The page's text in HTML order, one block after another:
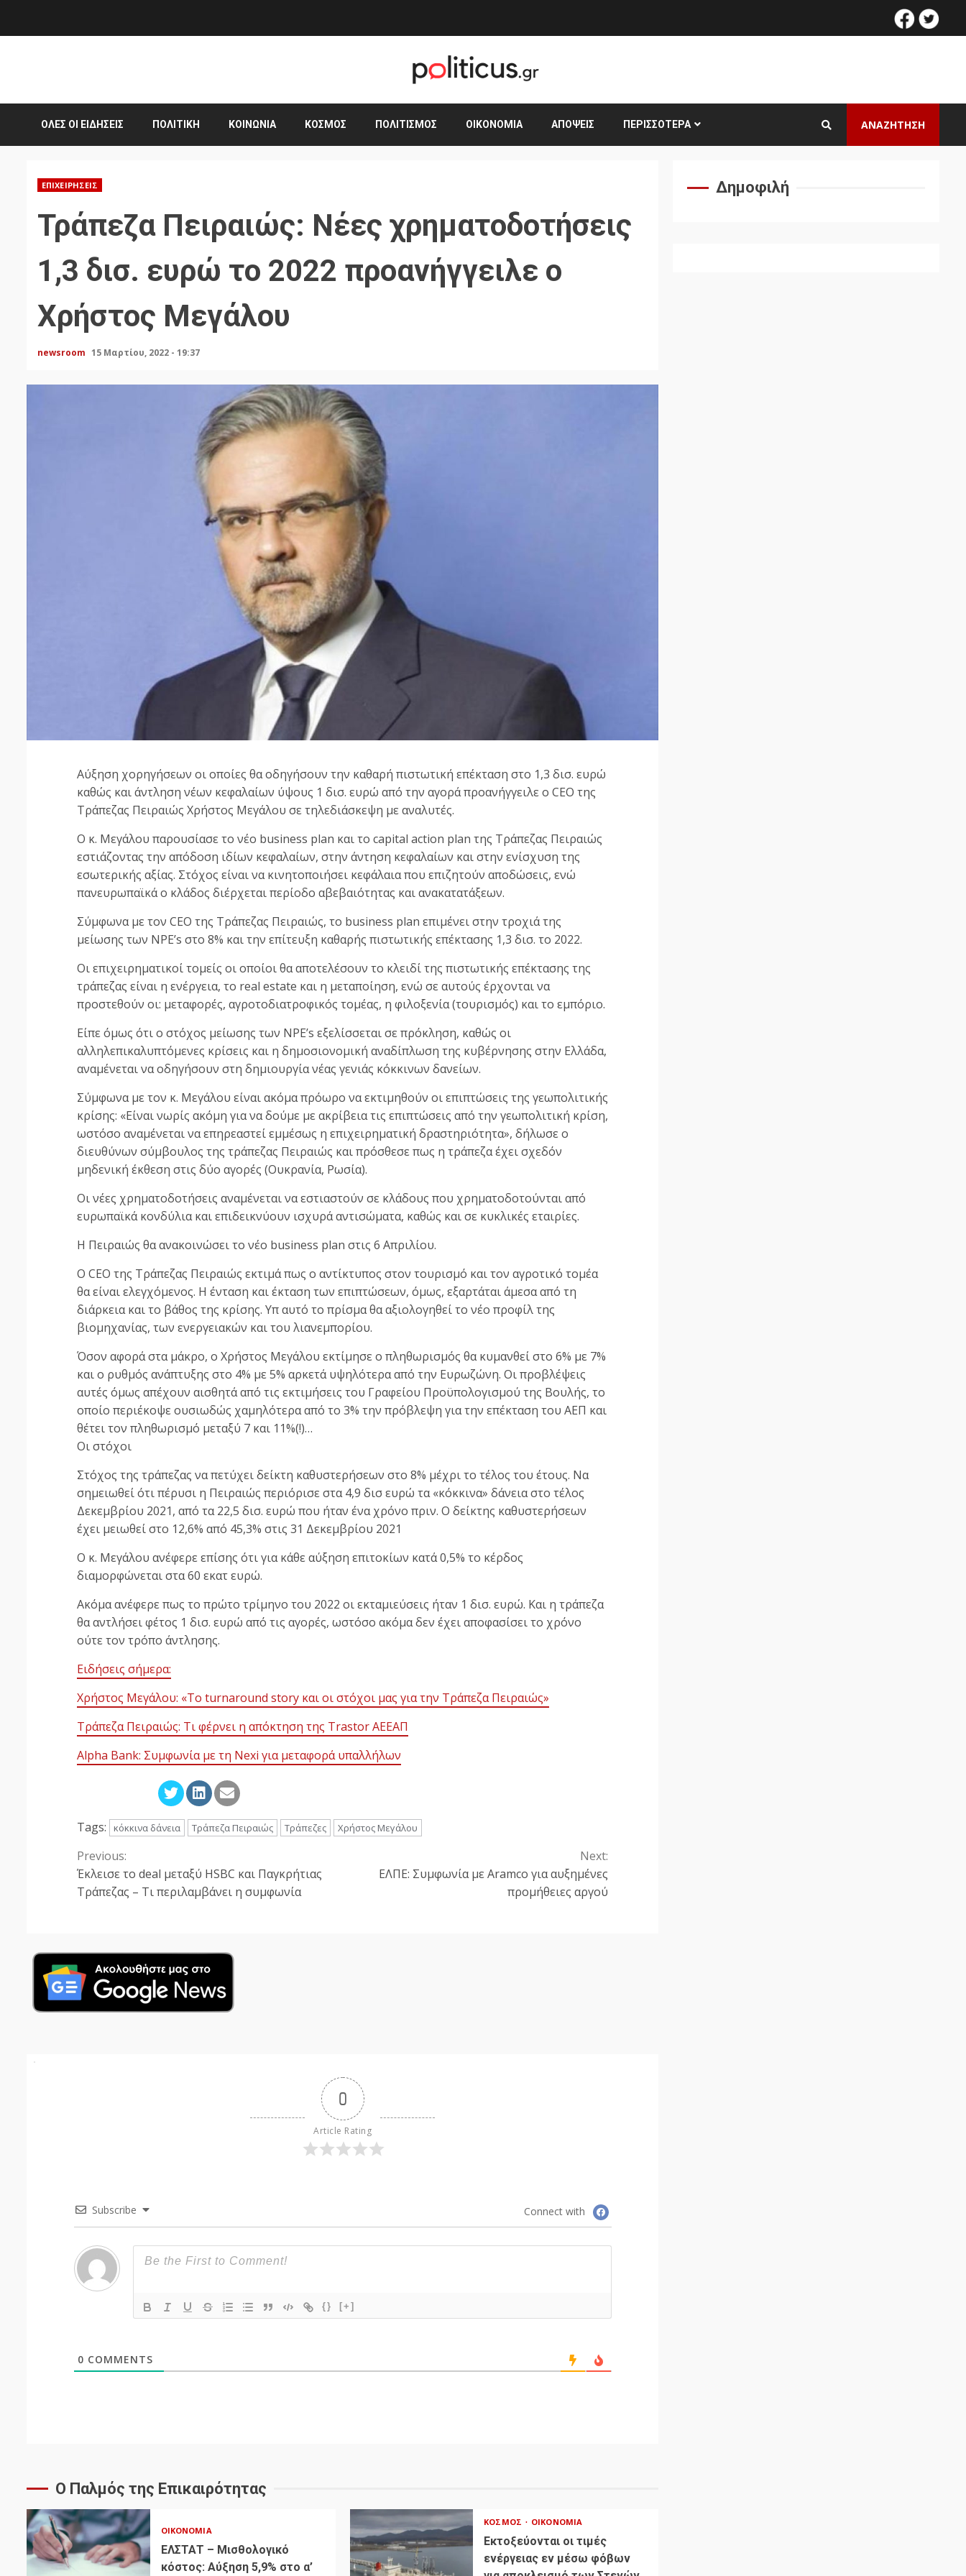
facebook
ΌΛΕΣ ΟΙ ΕΙΔΉΣΕΙΣ ΠΟΛΙΤΙΚΉ ΚΟΙΝΩΝΊΑ ΚΌΣΜΟΣ ΠΟΛΙΤΙΣΜΌΣ ΟΙΚΟΝΟΜΊΑ ΑΠΌΨΕΙΣ ΠΕΡΙΣΣΌΤΕΡΑ ΑΝΑΖΗΤΗΣΗ
ΕΠΙΧΕΙΡΉΣΕΙΣ
Τράπεζα Πειραιώς: Νέες χρηματοδοτήσεις
1,3 δισ. ευρώ το 2022 προανήγγειλε ο
Χρήστος Μεγάλου
newsroom 15 Μαρτίου, 2022 - 19:37
Αύξηση χορηγήσεων οι οποίες θα οδηγήσουν την καθαρή πιστωτική επέκταση στο 1,3 δισ. ευρώ
καθώς και άντληση νέων κεφαλαίων ύψους 1 δισ. ευρώ από την αγορά προανήγγειλε ο CEO της
Τράπεζας Πειραιώς Χρήστος Μεγάλου σε τηλεδιάσκεψη με αναλυτές.
Ο κ. Μεγάλου παρουσίασε το νέο business plan και το capital action plan της Τράπεζας Πειραιώς
εστιάζοντας την απόδοση ιδίων κεφαλαίων, στην άντηση κεφαλαίων και στην ενίσχυση της
εσωτερικής αξίας. Στόχος είναι να κινητοποιήσει κεφάλαια που επιζητούν αποδώσεις, ενώ
πανευρωπαϊκά ο κλάδος διέρχεται περίοδο αβεβαιότητας και ανακατατάξεων.
Σύμφωνα με τον CEO της Τράπεζας Πειραιώς, το business plan επιμένει στην τροχιά της
μείωσης των NPE’s στο 8% και την επίτευξη καθαρής πιστωτικής επέκτασης 1,3 δισ. το 2022.
Οι επιχειρηματικοί τομείς οι οποίοι θα αποτελέσουν το κλειδί της πιστωτικής επέκτασης της
τράπεζας είναι η ενέργεια, το real estate και η μεταποίηση, ενώ σε αυτούς έρχονται να
προστεθούν οι: μεταφορές, αγροτοδιατροφικός τομέας, η φιλοξενία (τουρισμός) και το εμπόριο.
Είπε όμως ότι ο στόχος μείωσης των NPE’s εξελίσσεται σε πρόκληση, καθώς οι
αλληλεπικαλυπτόμενες κρίσεις και η δημοσιονομική αναδίπλωση της κυβέρνησης στην Ελλάδα,
αναμένεται να οδηγήσουν στη δημιουργία νέας γενιάς κόκκινων δανείων.
Σύμφωνα με τον κ. Μεγάλου είναι ακόμα πρόωρο να εκτιμηθούν οι επιπτώσεις της γεωπολιτικής
κρίσης: «Είναι νωρίς ακόμη για να δούμε με ακρίβεια τις επιπτώσεις από την γεωπολιτική κρίση,
ωστόσο αναμένεται να επηρεαστεί εμμέσως η επιχειρηματική δραστηριότητα», δήλωσε ο
διευθύνων σύμβουλος της τράπεζας Πειραιώς και πρόσθεσε πως η τράπεζα έχει σχεδόν
μηδενική έκθεση στις δύο αγορές (Ουκρανία, Ρωσία).
Οι νέες χρηματοδοτήσεις αναμένεται να εστιαστούν σε κλάδους που χρηματοδοτούνται από
ευρωπαϊκά κονδύλια και επιδεικνύουν ισχυρά αντισώματα, καθώς και σε κυκλικές εταιρίες.
Η Πειραιώς θα ανακοινώσει το νέο business plan στις 6 Απριλίου.
Ο CEO της Τράπεζας Πειραιώς εκτιμά πως ο αντίκτυπος στον τουρισμό και τον αγροτικό τομέα
θα είναι ελεγχόμενος. Η ένταση και έκταση των επιπτώσεων, όμως, εξαρτάται άμεσα από τη
διάρκεια και το βάθος της κρίσης. Υπ αυτό το πρίσμα θα αξιολογηθεί το νέο προφίλ της
βιομηχανίας, των ενεργειακών και του λιανεμπορίου.
Όσον αφορά στα μάκρο, ο Χρήστος Μεγάλου εκτίμησε ο πληθωρισμός θα κυμανθεί στο 6% με 7%
και ο ρυθμός ανάπτυξης στο 4% με 5% αρκετά υψηλότερα από την Ευρωζώνη. Οι προβλέψεις
αυτές όμως απέχουν αισθητά από τις εκτιμήσεις του Γραφείου Προϋπολογισμού της Βουλής, το
οποίο περιέκοψε ουσιωδώς χαμηλότερα από το 3% την πρόβλεψη για την επέκταση του ΑΕΠ και
θέτει τον πληθωρισμό μεταξύ 7 και 11%(!)…
Οι στόχοι
Στόχος της τράπεζας να πετύχει δείκτη καθυστερήσεων στο 8% μέχρι το τέλος του έτους. Να
σημειωθεί ότι πέρυσι η Πειραιώς περιόρισε στα 4,9 δισ ευρώ τα «κόκκινα» δάνεια στο τέλος
Δεκεμβρίου 2021, από τα 22,5 δισ. ευρώ που ήταν ένα χρόνο πριν. Ο δείκτης καθυστερήσεων
έχει μειωθεί στο 12,6% από 45,3% στις 31 Δεκεμβρίου 2021
Ο κ. Μεγάλου ανέφερε επίσης ότι για κάθε αύξηση επιτοκίων κατά 0,5% το κέρδος
διαμορφώνεται στα 60 εκατ ευρώ.
Ακόμα ανέφερε πως το πρώτο τρίμηνο του 2022 οι εκταμιεύσεις ήταν 1 δισ. ευρώ. Και η τράπεζα
θα αντλήσει φέτος 1 δισ. ευρώ από τις αγορές, ωστόσο ακόμα δεν έχει αποφασίσει το χρόνο
ούτε τον τρόπο άντλησης.
Ειδήσεις σήμερα:
Χρήστος Μεγάλου: «Το turnaround story και οι στόχοι μας για την Τράπεζα Πειραιώς»
Τράπεζα Πειραιώς: Τι φέρνει η απόκτηση της Trastor ΑΕΕΑΠ
Alpha Βank: Συμφωνία με τη Nexi για μεταφορά υπαλλήλων
Tags: κόκκινα δάνεια Τράπεζα Πειραιώς Τράπεζες Χρήστος Μεγάλου
Continue
Reading
Previous:
Έκλεισε το deal μεταξύ HSBC και Παγκρήτιας
Τράπεζας – Τι περιλαμβάνει η συμφωνία
Next:
ΕΛΠΕ: Συμφωνία με Aramco για αυξημένες
προμήθειες αργού
0
Article Rating
Subscribe Connect with
{} [+]
0 COMMENTS
Ο Παλμός της Επικαιρότητας
ΟΙΚΟΝΟΜΊΑ
ΕΛΣΤΑΤ – Μισθολογικό
κόστος: Αύξηση 5,9% στο α’
ΚΌΣΜΟΣ ΟΙΚΟΝΟΜΊΑ
Εκτοξεύονται οι τιμές
ενέργειας εν μέσω φόβων
Δημοφιλή